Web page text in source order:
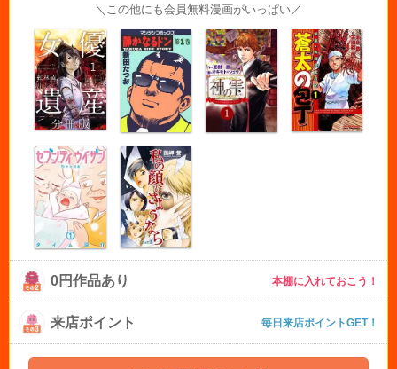
＼この他にも会員無料漫画がいっぱい／
0円作品あり 本棚に入れておこう！
来店ポイント 毎日来店ポイントGET！